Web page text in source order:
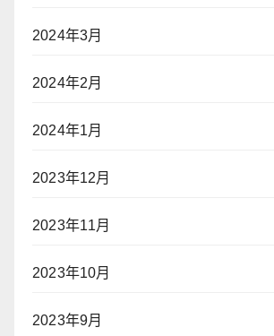
2024年3月
2024年2月
2024年1月
2023年12月
2023年11月
2023年10月
2023年9月